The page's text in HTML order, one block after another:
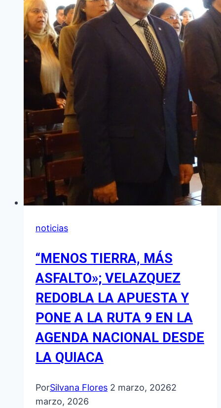
CULTURAL,
UNA
OBRA
EMBLEMÁTICA
noticias
“MENOS TIERRA, MÁS
ASFALTO»; VELAZQUEZ
REDOBLA LA APUESTA Y
PONE A LA RUTA 9 EN LA
AGENDA NACIONAL DESDE
LA QUIACA
PorSilvana Flores 2 marzo, 20262
marzo, 2026